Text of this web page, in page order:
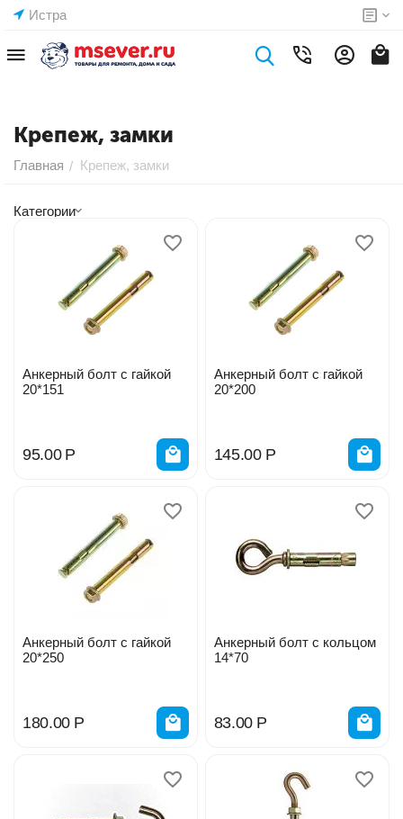
Истра
Крепеж, замки
Главная / Крепеж, замки
Категории
Анкерный болт с гайкой
20*151
95.00 Р
Анкерный болт с гайкой
20*200
145.00 Р
Анкерный болт с гайкой
20*250
180.00 Р
Анкерный болт с кольцом
14*70
83.00 Р